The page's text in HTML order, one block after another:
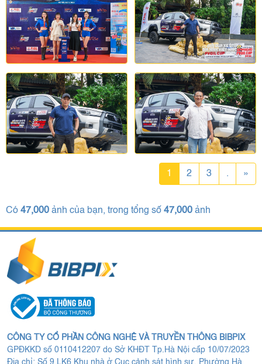
1 2 3 . »
Có 47,000 ảnh của bạn, trong tổng số 47,000 ảnh
CÔNG TY CỔ PHẦN CÔNG NGHỆ VÀ TRUYỀN THÔNG BIBPIX
GPĐKKD số 0110412207 do Sở KHĐT Tp.Hà Nội cấp 10/07/2023